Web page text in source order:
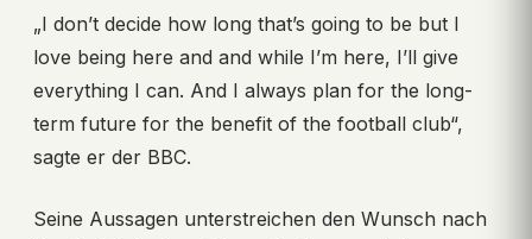
„I don’t decide how long that’s going to be but I
love being here and and while I’m here, I’ll give
everything I can. And I always plan for the long-
term future for the benefit of the football club“,
sagte er der BBC.
Seine Aussagen unterstreichen den Wunsch nach